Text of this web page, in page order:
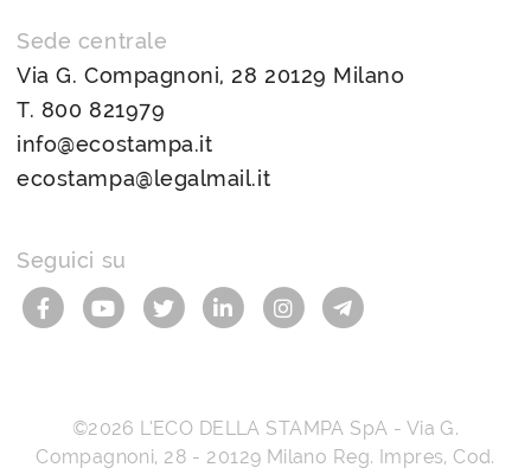
Sede centrale
Via G. Compagnoni, 28 20129 Milano
T. 800 821979
info@ecostampa.it
ecostampa@legalmail.it
Seguici su
©2026 L’ECO DELLA STAMPA SpA - Via G.
Compagnoni, 28 - 20129 Milano Reg. Impres, Cod.